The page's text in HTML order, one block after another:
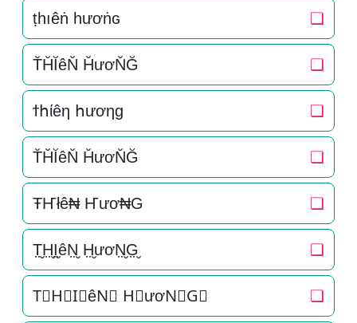
ṭһıêṅ һươṅɢ ❏
T̆H̆ĬêN̆ H̆ươN̆Ğ ❏
ϯհίêη հươηɡ ❏
T̆H̆ĬêN̆ H̆ươN̆Ğ ❏
ŦҤłê₦ Ҥươ₦G ❏
T̤̮H̤̮I̤̮êN̤̮ H̤̮ươN̤̮G̤̮ ❏
T⃘H⃘I⃘êN⃘ H⃘ươN⃘G⃘ ❏